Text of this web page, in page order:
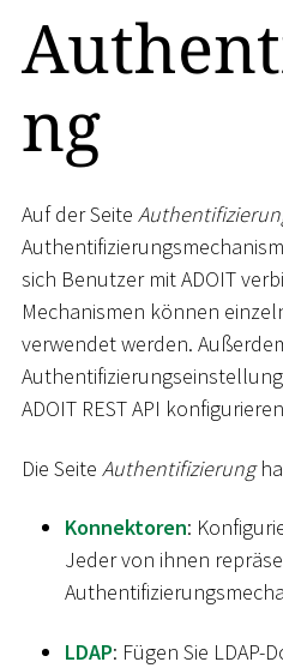
ng
Auf der Seite
sich Benutzer mit ADOIT
Mechanismen können
verwendet werden.
ADOIT REST API
Die Seite Authentifizierung
Konnektoren:
Jeder von ihnen
LDAP: Fügen Sie LDAP-